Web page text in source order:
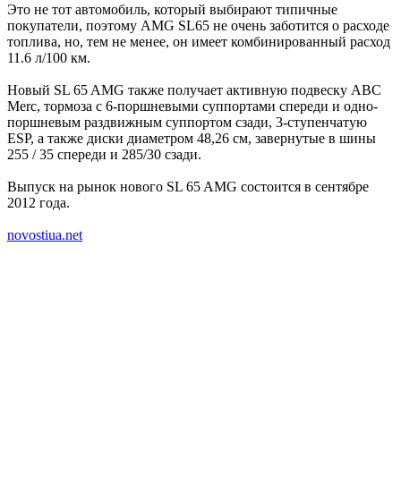
Это не тот автомобиль, который выбирают типичные
покупатели, поэтому AMG SL65 не очень заботится о расходе
топлива, но, тем не менее, он имеет комбинированный расход
11.6 л/100 км.
Новый SL 65 AMG также получает активную подвеску ABC
Merc, тормоза с 6-поршневыми суппортами спереди и одно-
поршневым раздвижным суппортом сзади, 3-ступенчатую
ESP, а также диски диаметром 48,26 см, завернутые в шины
255 / 35 спереди и 285/30 сзади.
Выпуск на рынок нового SL 65 AMG состоится в сентябре
2012 года.
novostiua.net